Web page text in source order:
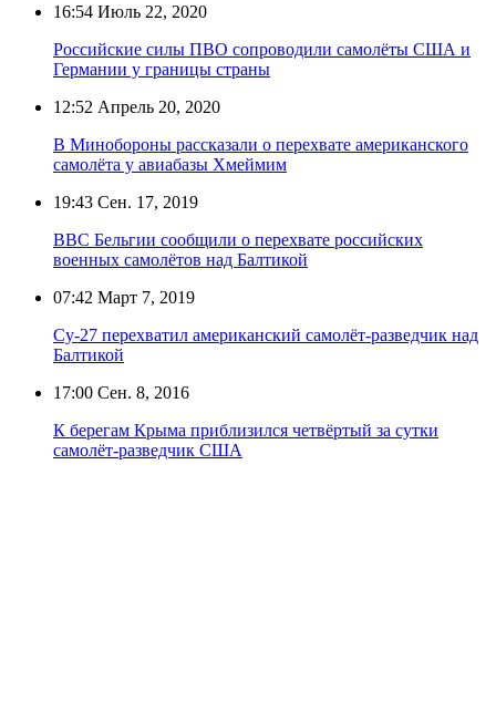
16:54 Июль 22, 2020
Российские силы ПВО сопроводили самолёты США и
Германии у границы страны
12:52 Апрель 20, 2020
В Минобороны рассказали о перехвате американского
самолёта у авиабазы Хмеймим
19:43 Сен. 17, 2019
ВВС Бельгии сообщили о перехвате российских
военных самолётов над Балтикой
07:42 Март 7, 2019
Су-27 перехватил американский самолёт-разведчик над
Балтикой
17:00 Сен. 8, 2016
К берегам Крыма приблизился четвёртый за сутки
самолёт-разведчик США